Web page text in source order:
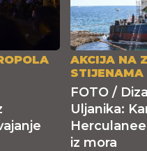
AKCIJA NA
STIJENAMA
FOTO /
Uljanika:
iz mora